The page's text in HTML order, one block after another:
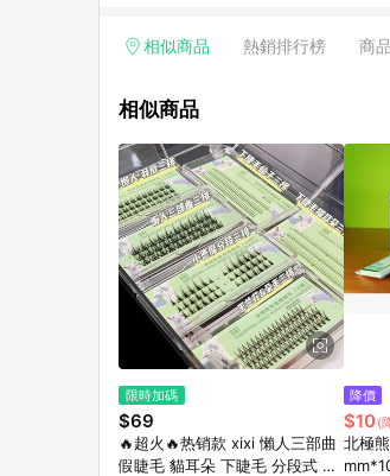
前後發送。5.屈臣氏保留365天訂單記
相似商品 熱銷排行榜 商
相似商品
限時加碼
$69
🔥超火🔥热销款 xixi 懶人三部曲
假睫毛 貓耳朵 下睫毛 分段式 小
降價
$10(
北極